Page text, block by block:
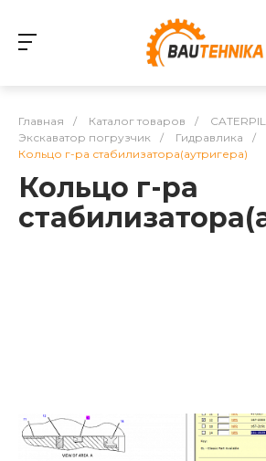
Главная / Каталог товаров /
Экскаватор погрузчик
/ Гидравлика
/
Кольцо г-ра стабилизатора(аутригера)
Кольцо г-ра